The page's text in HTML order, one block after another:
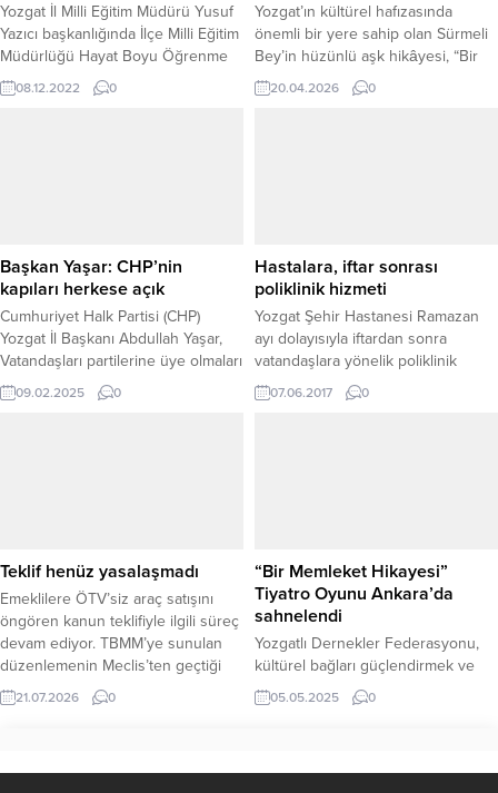
Yozgat İl Milli Eğitim Müdürü Yusuf
Yazıcı başkanlığında İlçe Milli Eğitim
Müdürlüğü Hayat Boyu Öğrenme
biriminden sorumlu şube
müdürleri, Halk Eğitim Merkezi
08.12.2022 0
Yozgat’ın kültürel hafızasında
önemli bir yere sahip olan Sürmeli
Bey’in hüzünlü aşk hikâyesi, “Bir
Bozkır Destanı” adlı tiyatro oyunu
ile sahneye taşınıyor. Bozok
Yozgat’ın simgelerinden...
20.04.2026 0
Başkan Yaşar: CHP’nin
kapıları herkese açık
Cumhuriyet Halk Partisi (CHP)
Yozgat İl Başkanı Abdullah Yaşar,
Vatandaşları partilerine üye olmaları
ve Cumhuriyet Halk Partisi’nin
değişim sürecine katkı sağlamaları
yapılan saha çalışmalarının
değerlendirilmesi amacıyla...
09.02.2025 0
Hastalara, iftar sonrası
poliklinik hizmeti
Yozgat Şehir Hastanesi Ramazan
ayı dolayısıyla iftardan sonra
vatandaşlara yönelik poliklinik
hizmeti vermeye başladı.
07.06.2017 0
Teklif henüz yasalaşmadı
Emeklilere ÖTV’siz araç satışını
öngören kanun teklifiyle ilgili süreç
devam ediyor. TBMM’ye sunulan
düzenlemenin Meclis’ten geçtiği
yönündeki iddiaların gerçeği
yansıtmadığı belirtilirken, şu an için
Milyonlarca emeklinin yakından
21.07.2026 0
“Bir Memleket Hikayesi”
Tiyatro Oyunu Ankara’da
sahnelendi
Yozgatlı Dernekler Federasyonu,
kültürel bağları güçlendirmek ve
hemşehrilik ruhunu pekiştirmek
amacıyla düzenlediği etkinliklere bir
Neşet Ertaş Kültür Merkezi’nde
05.05.2025 0